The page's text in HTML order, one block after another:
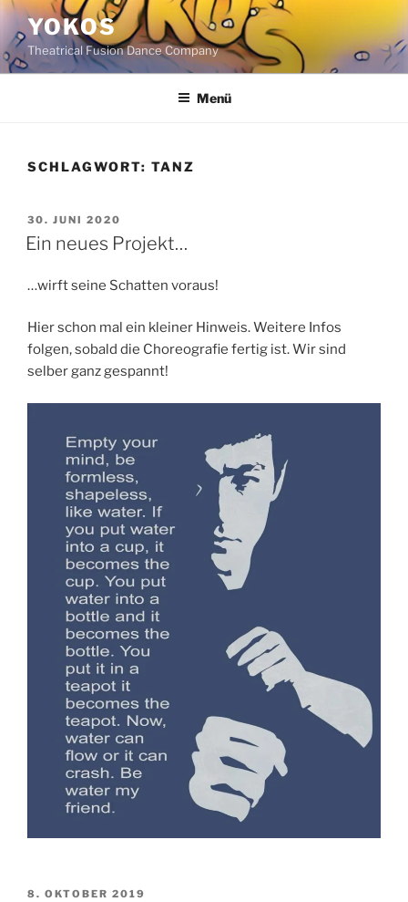
Zum
Inhalt
springen
YOKOS
Theatrical Fusion Dance Company
Menü
SCHLAGWORT: TANZ
VERÖFFENTLICHT
AM
30. JUNI 2020
Ein neues Projekt…
…wirft seine Schatten voraus!
Hier schon mal ein kleiner Hinweis. Weitere Infos
folgen, sobald die Choreografie fertig ist. Wir sind
selber ganz gespannt!
VERÖFFENTLICHT
8. OKTOBER 2019